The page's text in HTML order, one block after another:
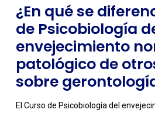
¿En qué se
de Psicobiología
envejecimiento
patológico de
sobre
El Curso de Psicobiología del